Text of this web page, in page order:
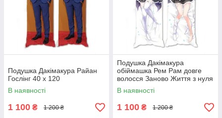
Подушка Дакімакура Райан
Гослінг 40 х 120
В наявності
1 100 ₴ 1 200 ₴
Подушка Дакімакура
обіймашка Рем Рам довге
волосся Заново Життя з нуля
40 х 120 см
В наявності
1 100 ₴ 1 200 ₴